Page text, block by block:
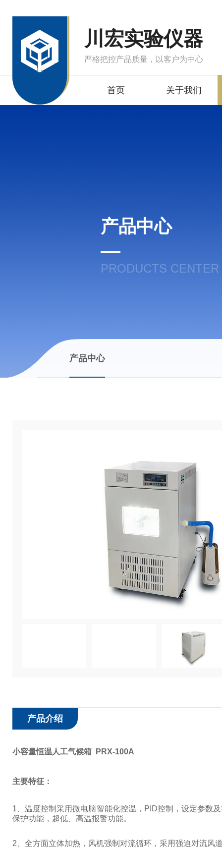
川宏实验仪器
严格把控产品质量，以客户为中心
首页 关于我们
产品中心
PRODUCTS CENTER
产品中心
产品介绍
小容量恒温人工气候箱 PRX-100A
主要特征：
1 、温度控制采用微电脑智能化控温， PID控制，设定参数
保护功能，超低、高温报警功能。
2 、全方面立体加热，风机强制对流循环，采用强迫对流